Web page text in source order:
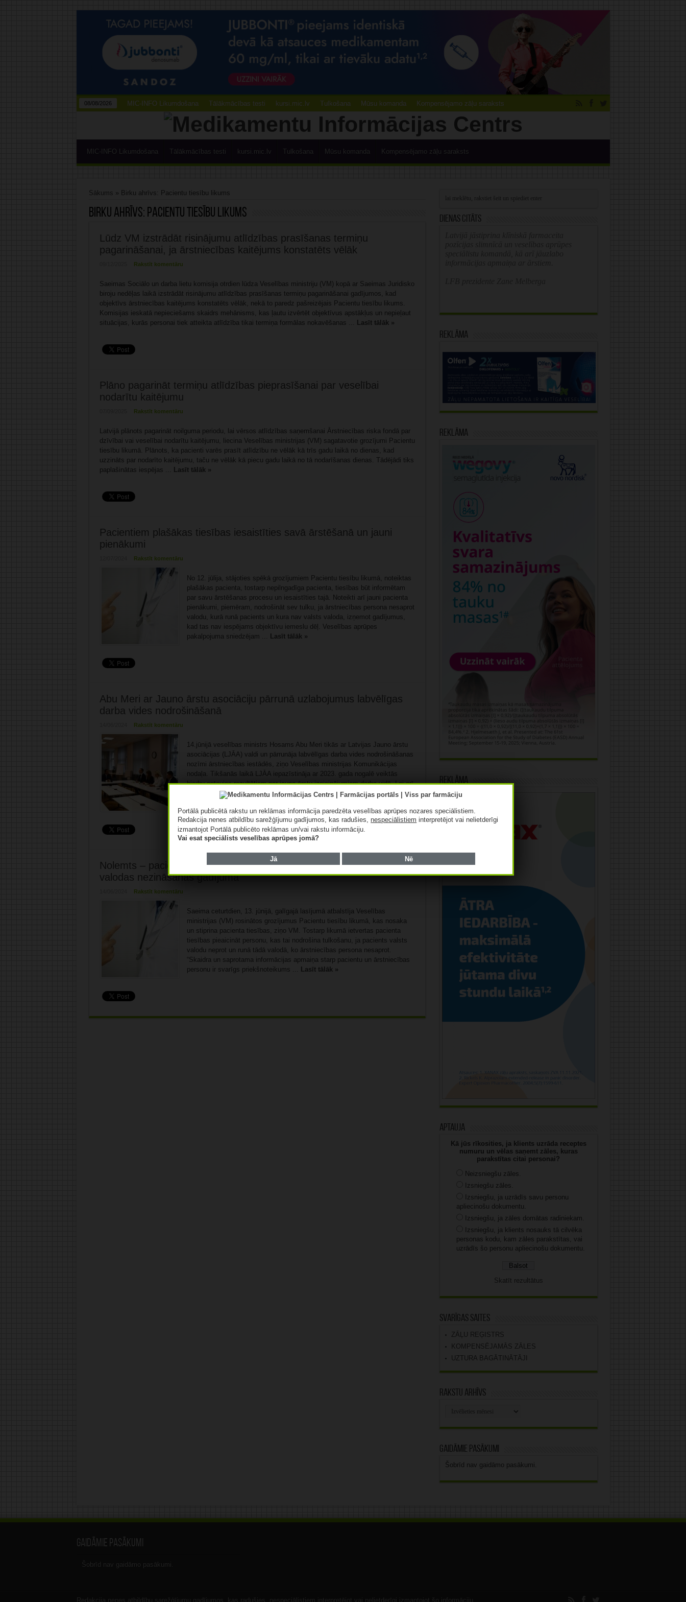
08/08/2026 MIC-INFO Likumdošana Tālākmācības testi kursi.mic.lv Tulkošana Mūsu komanda Kompensējamo zāļu saraksts
MIC-INFO Likumdošana Tālākmācības testi kursi.mic.lv Tulkošana Mūsu komanda Kompensējamo zāļu saraksts
Sākums » Birku ahrīvs: Pacientu tiesību likums
Birku ahrīvs: Pacientu tiesību likums
Lūdz VM izstrādāt risinājumu atlīdzības prasīšanas termiņu
pagarināšanai, ja ārstniecības kaitējums konstatēts vēlāk
Rakstīt komentāru
Saeimas Sociālo un darba lietu komisija otrdien lūdza Veselības ministriju (VM) kopā ar Saeimas Juridisko
biroju nedēļas laikā izstrādāt risinājumu atlīdzības prasīšanas termiņu pagarināšanai gadījumos, kad
objektīvs ārstniecības kaitējums konstatēts vēlāk, nekā to paredz pašreizējais Pacientu tiesību likums.
Komisijas ieskatā nepieciešams skaidrs mehānisms, kas ļautu izvērtēt objektīvus apstākļus un nepieļaut
situācijas, kurās personai tiek atteikta atlīdzība tikai termiņa formālas nokavēšanas ... Lasīt tālāk »
Plāno pagarināt termiņu atlīdzības pieprasīšanai par veselībai
nodarītu kaitējumu
Rakstīt komentāru
Latvijā plānots pagarināt noilguma periodu, lai vērsos atlīdzības saņemšanai Ārstniecības riska fondā par
dzīvībai vai veselībai nodarītu kaitējumu, liecina Veselības ministrijas (VM) sagatavotie grozījumi Pacientu
tiesību likumā. Plānots, ka pacienti varēs prasīt atlīdzību ne vēlāk kā trīs gadu laikā no dienas, kad
uzzināts par nodarīto kaitējumu, taču ne vēlāk kā piecu gadu laikā no tā nodarīšanas dienas. Tādējādi tiks
paplašinātas iespējas ... Lasīt tālāk »
Pacientiem plašākas tiesības iesaistīties savā ārstēšanā un jauni
pienākumi
Rakstīt komentāru
No 12. jūlija, stājoties spēkā grozījumiem Pacientu tiesību likumā, noteiktas
plašākas pacienta, tostarp nepilngadīga pacienta, tiesības būt informētam
par savu ārstēšanas procesu un iesaistīties tajā. Noteikti arī jauni pacienta
pienākumi, piemēram, nodrošināt sev tulku, ja ārstniecības persona nesaprot
valodu, kurā runā pacients un kura nav valsts valoda, izņemot gadījumus,
kad tas nav iespējams objektīvu iemeslu dēļ. Veselības aprūpes
pakalpojuma sniedzējam ... Lasīt tālāk »
Abu Meri ar Jauno ārstu asociāciju pārrunā uzlabojumus labvēlīgas
darba vides nodrošināšanā
Rakstīt komentāru
14.jūnijā veselības ministrs Hosams Abu Meri tikās ar Latvijas Jauno ārstu
asociācijas (LJĀA) valdi un pārrunāja labvēlīgas darba vides nodrošināšanas
nozīmi ārstniecības iestādēs, ziņo Veselības ministrijas Komunikācijas
nodaļa. Tikšanās laikā LJĀA iepazīstināja ar 2023. gada nogalē veiktās
biedru aptaujas rezultātiem par jauno ārstu izaicinājumiem darba vidē. Lai arī
aptaujā iezīmējas pozitīvas tendences – pieaug jauno ārstu skaits, kas
Nolemts – pacientiem pašiem būs jānodrošina tulkošana valsts
valodas nezināšanas gadījumā
Rakstīt komentāru
Saeima ceturtdien, 13. jūnijā, galīgajā lasījumā atbalstīja Veselības
ministrijas (VM) rosinātos grozījumus Pacientu tiesību likumā, kas nosaka
un stiprina pacienta tiesības, ziņo VM. Tostarp likumā ietvertas pacienta
tiesības pieaicināt personu, kas tai nodrošina tulkošanu, ja pacients valsts
valodu neprot un runā tādā valodā, ko ārstniecības persona nesaprot.
“Skaidra un saprotama informācijas apmaiņa starp pacientu un ārstniecības
personu ir svarīgs priekšnoteikums ... Lasīt tālāk »
Dienas citāts
Reklāma
Reklāma
Reklāma
Aptauja
Kā jūs rīkosities, ja klients uzrāda receptes
numuru un vēlas saņemt zāles, kuras
parakstītas citai personai?
Neizsniegšu zāles.
Izsniegšu zāles.
Izsniegšu, ja uzrādīs savu personu
apliecinošu dokumentu.
Izsniegšu, ja zāles domātas radiniekam.
Izsniegšu, ja klients nosauks tā cilvēka
personas kodu, kam zāles parakstītas, vai
uzrādīs šo personu apliecinošu dokumentu.
Skatīt rezultātus
Svarīgas saites
ZĀĻU REĢISTRS
KOMPENSĒJAMĀS ZĀLES
UZTURA BAGĀTINĀTĀJI
Rakstu arhīvs
Gaidāmie pasākumi
Šobrīd nav gaidāmo pasākumi.
Gaidāmie pasākumi
Šobrīd nav gaidāmo pasākumi.
Redakcija nenes atbildību sarežģījumu gadījumos, kas radušies, nespeciālistiem interpretējot vai nelietderīgi izmantojot šo informāciju.
Portālā publicētā rakstu un reklāmas informācija paredzēta veselības aprūpes nozares speciālistiem.
Redakcija nenes atbildību sarežģījumu gadījumos, kas radušies,nespeciālistiem interpretējot vai nelietderīgi
izmantojot Portālā publicēto reklāmas un/vai rakstu informāciju.
Vai esat speciālists veselības aprūpes jomā?
Jā Nē